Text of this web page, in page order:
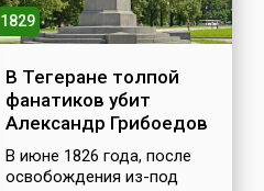
1829
В Тегеране толпой
фанатиков убит
Александр Грибоедов
В июне 1826 года, после
освобождения из-под